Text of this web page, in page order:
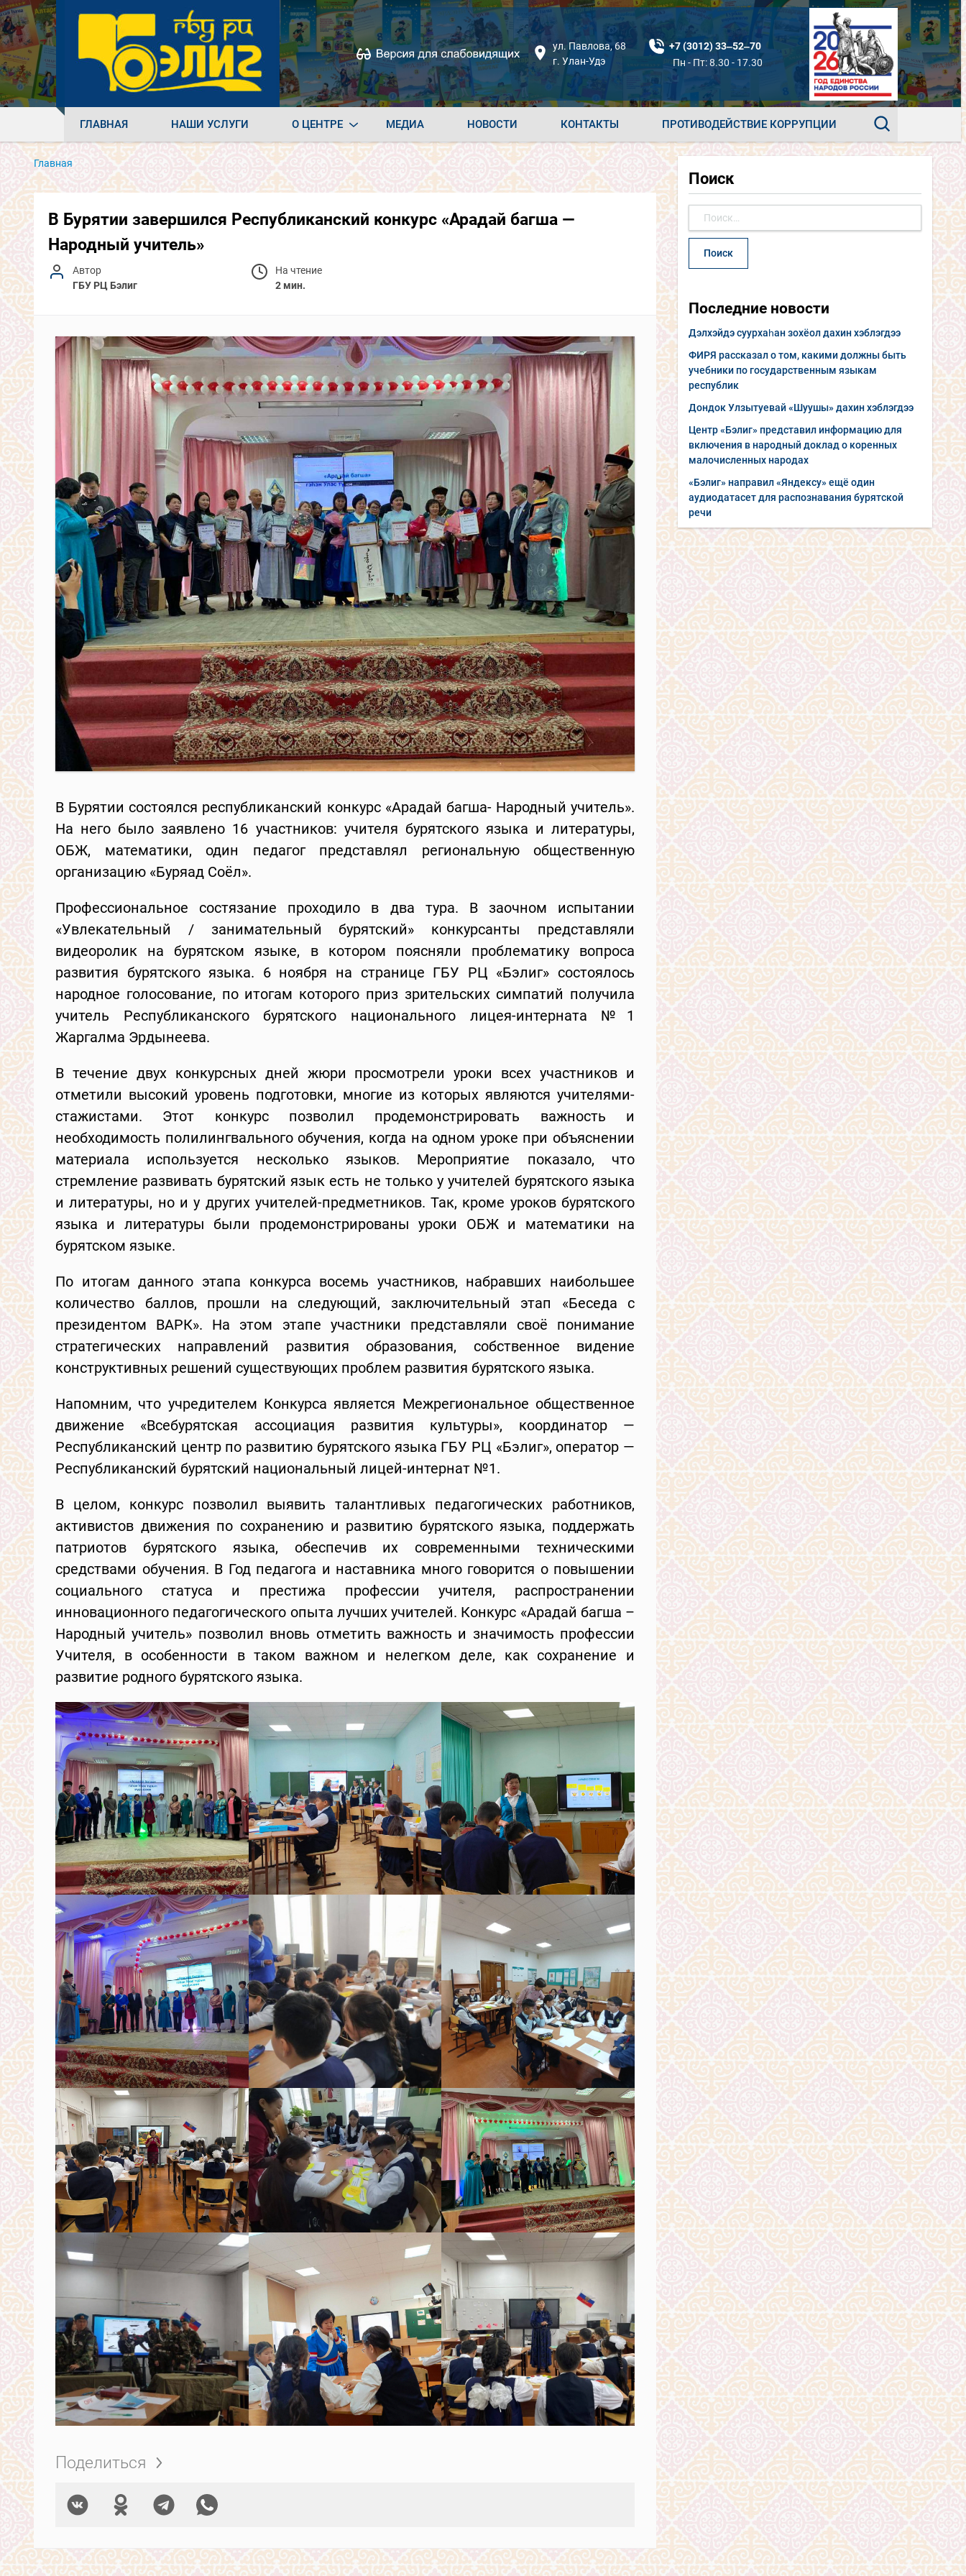
ул. Павлова, 68
г. Улан-Удэ
+7 (3012) 33‒52‒70
Пн - Пт: 8.30 - 17.30
ГЛАВНАЯ НАШИ УСЛУГИ О ЦЕНТРЕ МЕДИА НОВОСТИ КОНТАКТЫ ПРОТИВОДЕЙСТВИЕ КОРРУПЦИИ
Главная
В Бурятии завершился Республиканский конкурс «Арадай багша —
Народный учитель»
Автор
ГБУ РЦ Бэлиг
На чтение
2 мин.
В Бурятии состоялся республиканский конкурс «Арадай багша- Народный учитель».
На него было заявлено 16 участников: учителя бурятского языка и литературы,
ОБЖ, математики, один педагог представлял региональную общественную
организацию «Буряад Соёл».
Профессиональное состязание проходило в два тура. В заочном испытании
«Увлекательный / занимательный бурятский» конкурсанты представляли
видеоролик на бурятском языке, в котором поясняли проблематику вопроса
развития бурятского языка. 6 ноября на странице ГБУ РЦ «Бэлиг» состоялось
народное голосование, по итогам которого приз зрительских симпатий получила
учитель Республиканского бурятского национального лицея-интерната №1
Жаргалма Эрдынеева.
В течение двух конкурсных дней жюри просмотрели уроки всех участников и
отметили высокий уровень подготовки, многие из которых являются учителями-
стажистами. Этот конкурс позволил продемонстрировать важность и
необходимость полилингвального обучения, когда на одном уроке при объяснении
материала используется несколько языков. Мероприятие показало, что
стремление развивать бурятский язык есть не только у учителей бурятского языка
и литературы, но и у других учителей-предметников. Так, кроме уроков бурятского
языка и литературы были продемонстрированы уроки ОБЖ и математики на
бурятском языке.
По итогам данного этапа конкурса восемь участников, набравших наибольшее
количество баллов, прошли на следующий, заключительный этап «Беседа с
президентом ВАРК». На этом этапе участники представляли своё понимание
стратегических направлений развития образования, собственное видение
конструктивных решений существующих проблем развития бурятского языка.
Напомним, что учредителем Конкурса является Межрегиональное общественное
движение «Всебурятская ассоциация развития культуры», координатор —
Республиканский центр по развитию бурятского языка ГБУ РЦ «Бэлиг», оператор —
Республиканский бурятский национальный лицей-интернат №1.
В целом, конкурс позволил выявить талантливых педагогических работников,
активистов движения по сохранению и развитию бурятского языка, поддержать
патриотов бурятского языка, обеспечив их современными техническими
средствами обучения. В Год педагога и наставника много говорится о повышении
социального статуса и престижа профессии учителя, распространении
инновационного педагогического опыта лучших учителей. Конкурс «Арадай багша –
Народный учитель» позволил вновь отметить важность и значимость профессии
Учителя, в особенности в таком важном и нелегком деле, как сохранение и
развитие родного бурятского языка.
Поделиться
Поиск
Последние новости
Дэлхэйдэ суурхаһан зохёол дахин хэблэгдээ
ФИРЯ рассказал о том, какими должны быть
учебники по государственным языкам
республик
Дондок Улзытуевай «Шуушы» дахин хэблэгдээ
Центр «Бэлиг» представил информацию для
включения в народный доклад о коренных
малочисленных народах
«Бэлиг» направил «Яндексу» ещё один
аудиодатасет для распознавания бурятской
речи